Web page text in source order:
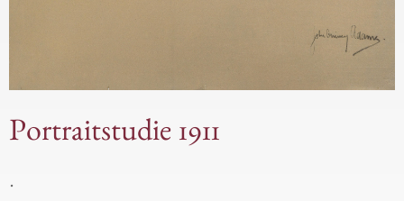
Portraitstudie 1911
.